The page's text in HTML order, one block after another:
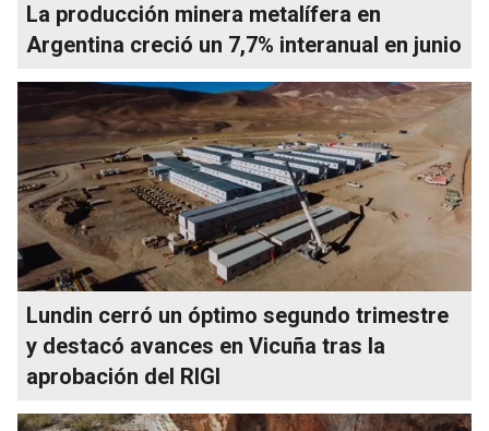
La producción minera metalífera en
Argentina creció un 7,7% interanual en junio
Lundin cerró un óptimo segundo trimestre
y destacó avances en Vicuña tras la
aprobación del RIGI